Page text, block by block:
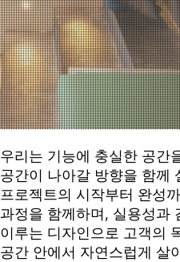
우리는 기능에 충실한 공간
공간이 나아갈 방향을 함께
프로젝트의 시작부터 완성
과정을 함께하며, 실용성과
이루는 디자인으로 고객의
공간 안에서 자연스럽게 살